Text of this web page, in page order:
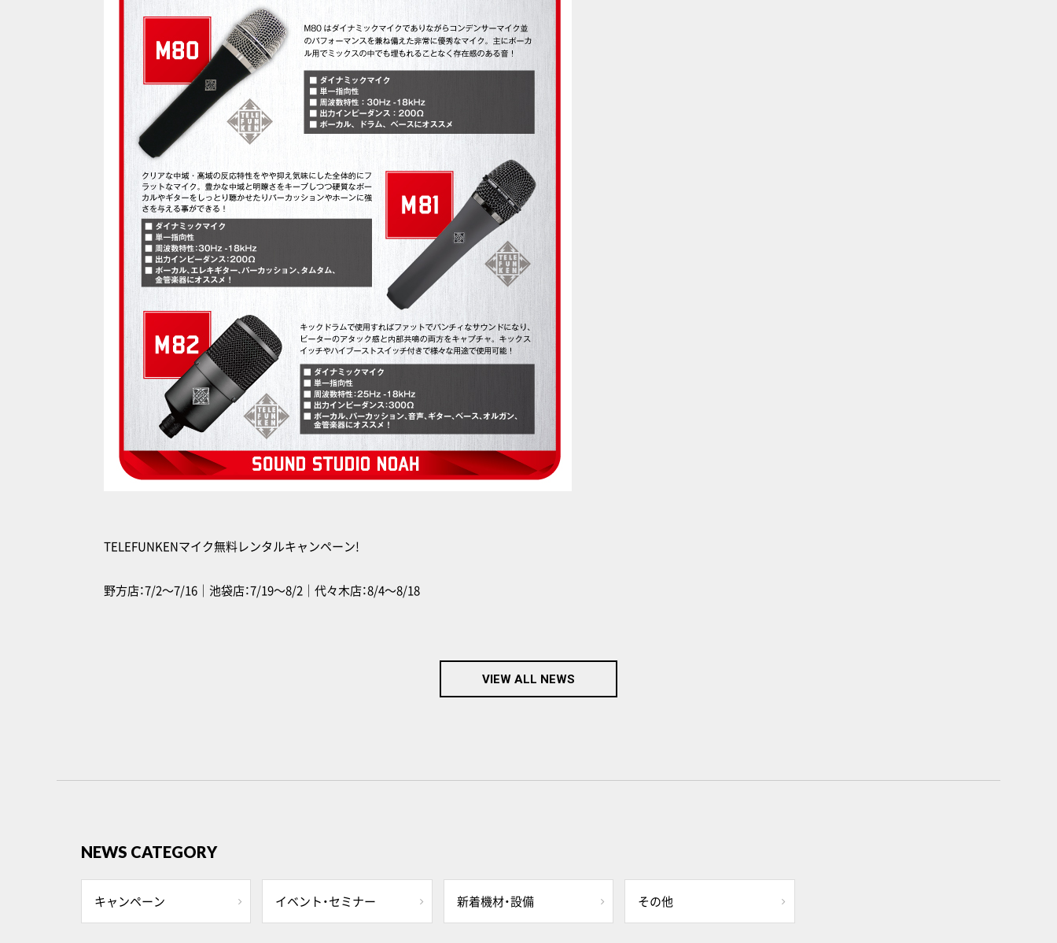
TELEFUNKENマイク無料レンタルキャンペーン!
野方店：7/2〜7/16｜池袋店：7/19〜8/2｜代々木店：8/4〜8/18
VIEW ALL NEWS
NEWS CATEGORY
キャンペーン イベント・セミナー 新着機材・設備 その他